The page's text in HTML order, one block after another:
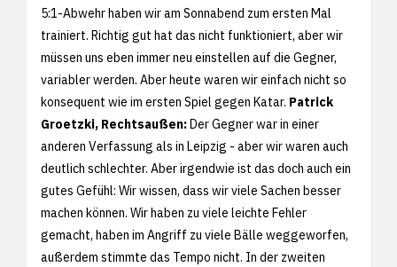
5:1-Abwehr haben wir am Sonnabend zum ersten Mal
trainiert. Richtig gut hat das nicht funktioniert, aber wir
müssen uns eben immer neu einstellen auf die Gegner,
variabler werden. Aber heute waren wir einfach nicht so
konsequent wie im ersten Spiel gegen Katar. Patrick
Groetzki, Rechtsaußen:Der Gegner war in einer
anderen Verfassung als in Leipzig - aber wir waren auch
deutlich schlechter. Aber irgendwie ist das doch auch ein
gutes Gefühl: Wir wissen, dass wir viele Sachen besser
machen können. Wir haben zu viele leichte Fehler
gemacht, haben im Angriff zu viele Bälle weggeworfen,
außerdem stimmte das Tempo nicht. In der zweiten